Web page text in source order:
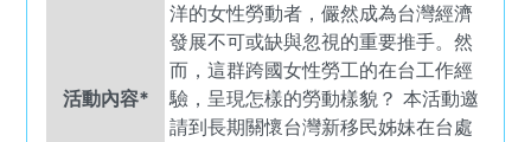
活動內容*
洋的女性勞動者，儼然成為台灣經濟
發展不可或缺與忽視的重要推手。然
而，這群跨國女性勞工的在台工作經
驗，呈現怎樣的勞動樣貌？ 本活動邀
請到長期關懷台灣新移民姊妹在台處